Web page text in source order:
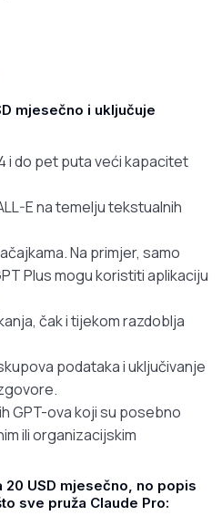
mjesečno i uključuje
i do pet puta veći kapacitet
E na temelju tekstualnih
Na primjer, samo
Plus mogu koristiti aplikaciju
čak i tijekom razdoblja
podataka i uključivanje
GPT-ova koji su posebno
ili organizacijskim
USD mjesečno, no popis
sve pruža Claude Pro: